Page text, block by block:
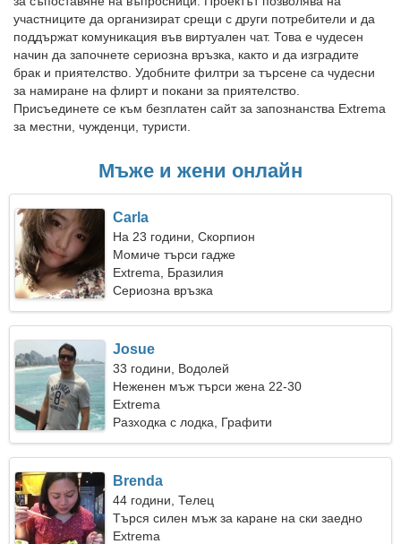
участниците да организират срещи с други потребители и да
поддържат комуникация във виртуален чат. Това е чудесен
начин да започнете сериозна връзка, както и да изградите
брак и приятелство. Удобните филтри за търсене са чудесни
за намиране на флирт и покани за приятелство.
Присъединете се към безплатен сайт за запознанства Extrema
за местни, чужденци, туристи.
Мъже и жени онлайн
Carla
На 23 години, Скорпион
Момиче търси гадже
Extrema, Бразилия
Сериозна връзка
Josue
33 години, Водолей
Неженен мъж търси жена 22-30
Extrema
Разходка с лодка, Графити
Brenda
44 години, Телец
Търся силен мъж за каране на ски заедно
Extrema